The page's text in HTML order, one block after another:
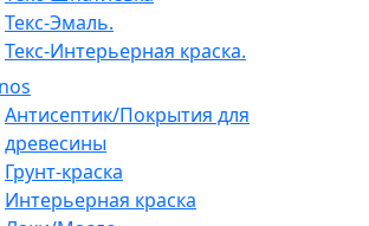
Текс-Эмаль.
Текс-Интерьерная краска.
Антисептик/Покрытия для
древесины
Грунт-краска
Интерьерная краска